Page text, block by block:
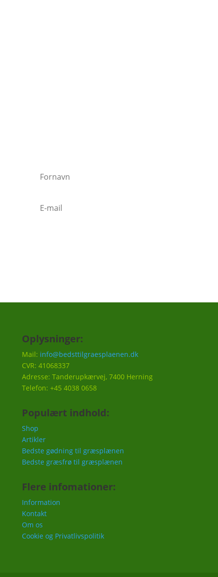
Oplysninger:
Mail: info@bedsttilgraesplaenen.dk
CVR: 41068337
Adresse: Tanderupkærvej, 7400 Herning
Telefon: +45 4038 0658
Populært indhold:
Shop
Artikler
Bedste gødning til græsplænen
Bedste græsfrø til græsplænen
Flere infomationer:
Information
Kontakt
Om os
Cookie og Privatlivspolitik